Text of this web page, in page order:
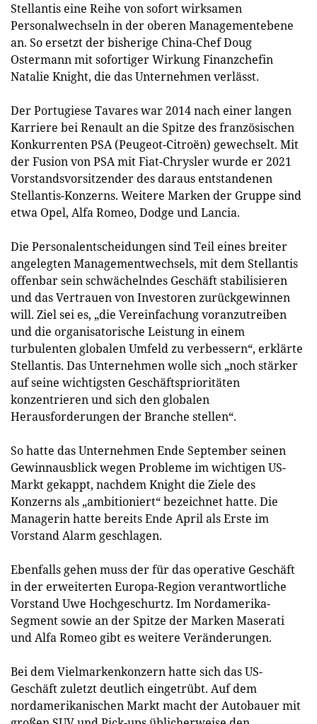
Stellantis eine Reihe von sofort wirksamen
Personalwechseln in der oberen Managementebene
an. So ersetzt der bisherige China-Chef Doug
Ostermann mit sofortiger Wirkung Finanzchefin
Natalie Knight, die das Unternehmen verlässt.
Der Portugiese Tavares war 2014 nach einer langen
Karriere bei Renault an die Spitze des französischen
Konkurrenten PSA (Peugeot-Citroën) gewechselt. Mit
der Fusion von PSA mit Fiat-Chrysler wurde er 2021
Vorstandsvorsitzender des daraus entstandenen
Stellantis-Konzerns. Weitere Marken der Gruppe sind
etwa Opel, Alfa Romeo, Dodge und Lancia.
Die Personalentscheidungen sind Teil eines breiter
angelegten Managementwechsels, mit dem Stellantis
offenbar sein schwächelndes Geschäft stabilisieren
und das Vertrauen von Investoren zurückgewinnen
will. Ziel sei es, „die Vereinfachung voranzutreiben
und die organisatorische Leistung in einem
turbulenten globalen Umfeld zu verbessern“, erklärte
Stellantis. Das Unternehmen wolle sich „noch stärker
auf seine wichtigsten Geschäftsprioritäten
konzentrieren und sich den globalen
Herausforderungen der Branche stellen“.
So hatte das Unternehmen Ende September seinen
Gewinnausblick wegen Probleme im wichtigen US-
Markt gekappt, nachdem Knight die Ziele des
Konzerns als „ambitioniert“ bezeichnet hatte. Die
Managerin hatte bereits Ende April als Erste im
Vorstand Alarm geschlagen.
Ebenfalls gehen muss der für das operative Geschäft
in der erweiterten Europa-Region verantwortliche
Vorstand Uwe Hochgeschurtz. Im Nordamerika-
Segment sowie an der Spitze der Marken Maserati
und Alfa Romeo gibt es weitere Veränderungen.
Bei dem Vielmarkenkonzern hatte sich das US-
Geschäft zuletzt deutlich eingetrübt. Auf dem
nordamerikanischen Markt macht der Autobauer mit